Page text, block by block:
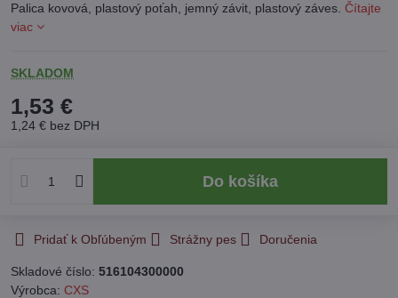
Palica kovová, plastový poťah, jemný závit, plastový záves. Čítajte
viac
SKLADOM
1,53 €
1,24 € bez DPH
Do košíka
Pridať k Obľúbeným Strážny pes Doručenia
Skladové číslo: 516104300000
Výrobca: CXS